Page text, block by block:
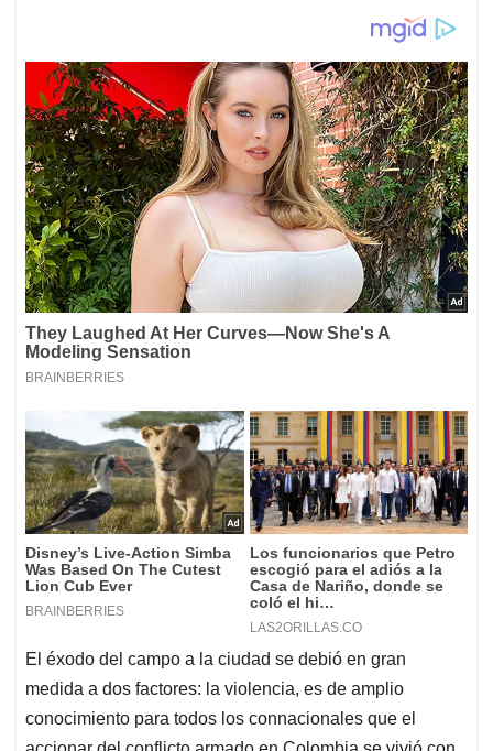
El éxodo del campo a la ciudad se debió en gran
medida a dos factores: la violencia, es de amplio
conocimiento para todos los connacionales que el